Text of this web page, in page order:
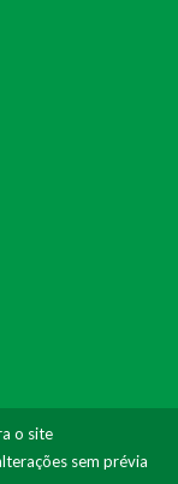
o site
sem prévia